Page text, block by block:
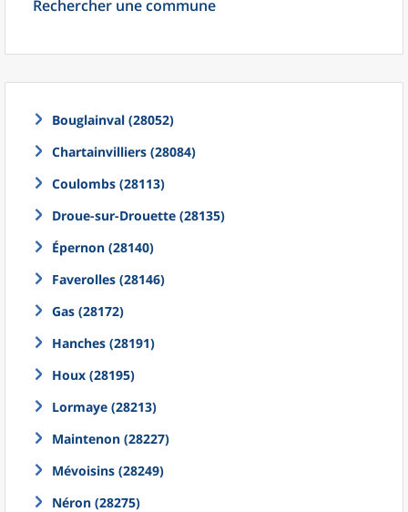
Rechercher une commune
Bouglainval (28052)
Chartainvilliers (28084)
Coulombs (28113)
Droue-sur-Drouette (28135)
Épernon (28140)
Faverolles (28146)
Gas (28172)
Hanches (28191)
Houx (28195)
Lormaye (28213)
Maintenon (28227)
Mévoisins (28249)
Néron (28275)